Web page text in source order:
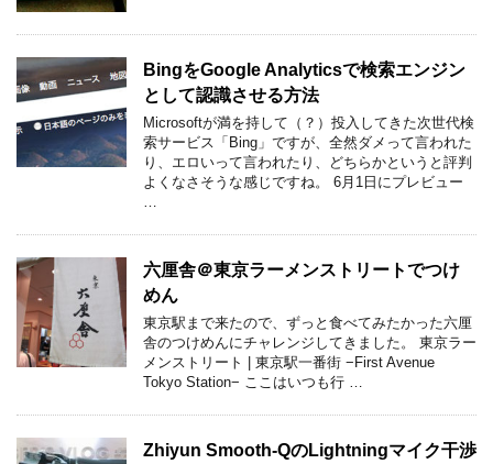
BingをGoogle Analyticsで検索エンジン
として認識させる方法
Microsoftが満を持して（？）投入してきた次世代検
索サービス「Bing」ですが、全然ダメって言われた
り、エロいって言われたり、どちらかというと評判
よくなさそうな感じですね。 6月1日にプレビュー
六厘舎＠東京ラーメンストリートでつけ
めん
東京駅まで来たので、ずっと食べてみたかった六厘
舎のつけめんにチャレンジしてきました。 東京ラー
メンストリート | 東京駅一番街 −First Avenue
Tokyo Station− ここはいつも行 …
Zhiyun Smooth-QのLightningマイク干渉